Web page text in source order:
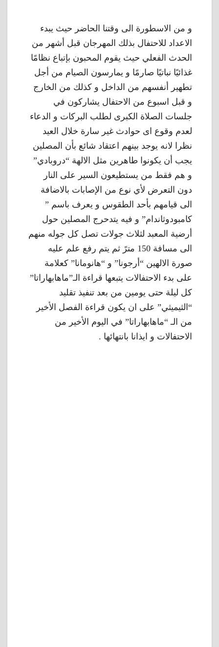
و من الاسطورة الى وقتنا الحاضر حيث يبدء
الاعداد للاحتفال بذلك المهرجان قبل أشهر من
الحدث الفعلي حيث يقوم المحبون بإتباع نظامًا
غذائيًا نباتيًا صارمًا و يمارسون الصيام من أجل
تطهير أنفسهم من الداخل و كذلك من الخارج
و قبل اسبوع من الاحتفال يشاركون في
جلسات الصلاة الكبرى لطلب البركات و الدعاء
لعدم وقوع اى حوادث غير سارة خلال العيد
نظرا لانه يوجد بينهم اعتقاد شائع بأن المصلين
يجب أن يكونوا طاهرين مثل الالهة “دروبادي”
و هم فقط من يستطيعون السير على النار
دون التعرض لأي نوع من الإصابات بالاضافة
الى قيامهم بأحد الطقوس و يعرف باسم ”
كامبودوثاندام” و فيه يتدحرج المصلين حول
أرضية المعبد لثلاث جولات تصل كل جوله منهم
الى مسافة 150 مترً ثم يتم رفع علم عليه
صورة الالهين “أرجونا” و “هانومانا” كعلامة
على بدء الاحتفالات يتبعها قراءة الـ”ماهابهاراتا”
كل ليلة حتى يومين من بعد تنفيذ تقليد
“الثيميثي” على ان يكون قراءة الفصل الأخير
من الـ “ماهابهاراتا” في اليوم الأخير من
الاحتفالات و ايذانا بانتهائها .